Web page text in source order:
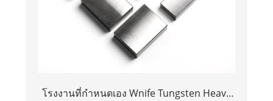
โรงงานที่กำหนดเอง Wnife Tungsten Heavy